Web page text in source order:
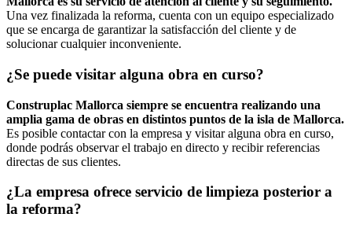
Una vez finalizada la reforma, cuenta con un equipo especializado
que se encarga de garantizar la satisfacción del cliente y de
solucionar cualquier inconveniente.
¿Se puede visitar alguna obra en curso?
Construplac Mallorca siempre se encuentra realizando una
amplia gama de obras en distintos puntos de la isla de Mallorca.
Es posible contactar con la empresa y visitar alguna obra en curso,
donde podrás observar el trabajo en directo y recibir referencias
directas de sus clientes.
¿La empresa ofrece servicio de limpieza posterior a
la reforma?